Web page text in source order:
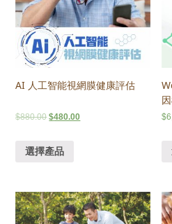
AI 人工智能視網膜健康評估
$880.00 $480.00
選擇產品
$